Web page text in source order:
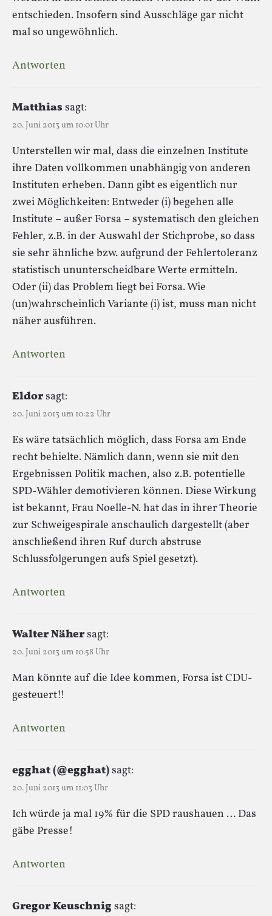
entschieden. Insofern sind Ausschläge gar nicht
mal so ungewöhnlich.
Antworten
Matthiassagt:
20. Juni 2013 um 10:01 Uhr
Unterstellen wir mal, dass die einzelnen Institute
ihre Daten vollkommen unabhängig von anderen
Instituten erheben. Dann gibt es eigentlich nur
zwei Möglichkeiten: Entweder (i) begehen alle
Institute – außer Forsa – systematisch den gleichen
Fehler, z.B. in der Auswahl der Stichprobe, so dass
sie sehr ähnliche bzw. aufgrund der Fehlertoleranz
statistisch ununterscheidbare Werte ermitteln.
Oder (ii) das Problem liegt bei Forsa. Wie
(un)wahrscheinlich Variante (i) ist, muss man nicht
näher ausführen.
Antworten
Eldorsagt:
20. Juni 2013 um 10:22 Uhr
Es wäre tatsächlich möglich, dass Forsa am Ende
recht behielte. Nämlich dann, wenn sie mit den
Ergebnissen Politik machen, also z.B. potentielle
SPD-Wähler demotivieren können. Diese Wirkung
ist bekannt, Frau Noelle-N. hat das in ihrer Theorie
zur Schweigespirale anschaulich dargestellt (aber
anschließend ihren Ruf durch abstruse
Schlussfolgerungen aufs Spiel gesetzt).
Antworten
Walter Nähersagt:
20. Juni 2013 um 10:58 Uhr
Man könnte auf die Idee kommen, Forsa ist CDU-
gesteuert!!
Antworten
egghat (@egghat)sagt:
20. Juni 2013 um 11:03 Uhr
Ich würde ja mal 19% für die SPD raushauen … Das
gäbe Presse!
Antworten
Gregor Keuschnigsagt: